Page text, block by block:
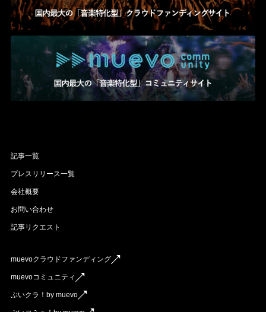
記事一覧
プレスリリース一覧
会社概要
お問い合わせ
記事リクエスト
muevoクラウドファンディング
muevoコミュニティ
ぶいクラ！by muevo